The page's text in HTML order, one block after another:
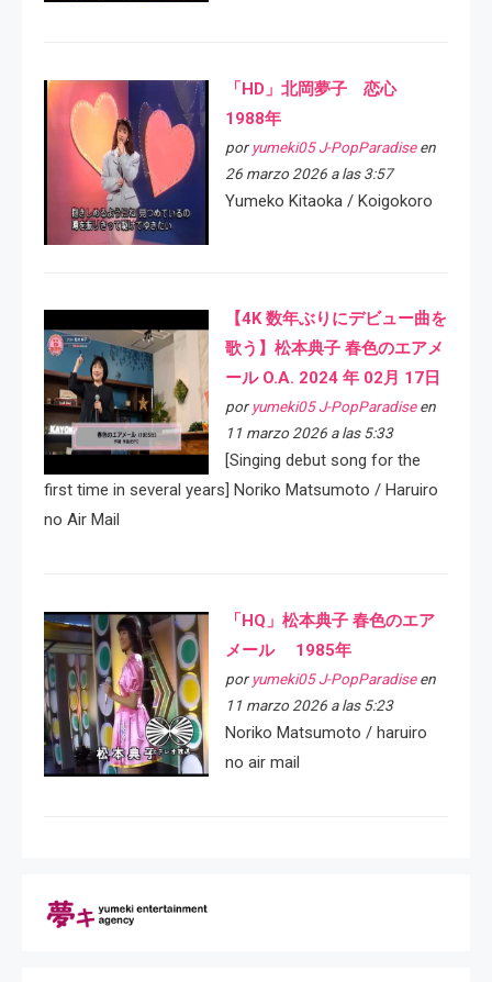
「HD」北岡夢子 恋心
1988年
por yumeki05 J-PopParadiseen
26 marzo 2026 a las 3:57
Yumeko Kitaoka / Koigokoro
【4K 数年ぶりにデビュー曲を
歌う】松本典子 春色のエアメ
ール O.A. 2024 年 02月 17日
por yumeki05 J-PopParadiseen
11 marzo 2026 a las 5:33
[Singing debut song for the
first time in several years] Noriko Matsumoto / Haruiro
no Air Mail
「HQ」松本典子 春色のエア
メール 1985年
por yumeki05 J-PopParadiseen
11 marzo 2026 a las 5:23
Noriko Matsumoto / haruiro
no air mail